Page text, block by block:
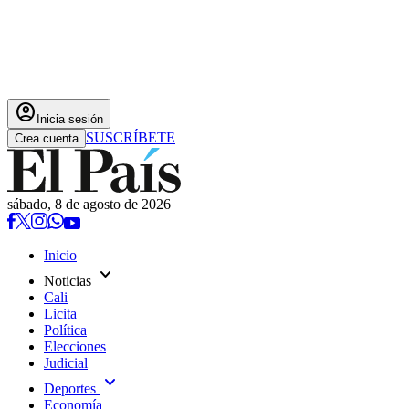
account_circle Inicia sesión
Crea cuenta SUSCRÍBETE
sábado, 8 de agosto de 2026
Inicio
Noticias expand_more
Cali
Licita
Política
Elecciones
Judicial
Deportes expand_more
Economía